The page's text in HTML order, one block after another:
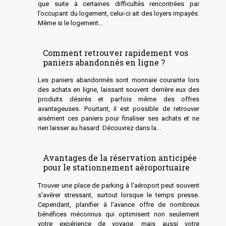
que suite à certaines difficultés rencontrées par
l’occupant du logement, celui-ci ait des loyers impayés.
Même si le logement...
Comment retrouver rapidement vos
paniers abandonnés en ligne ?
Les paniers abandonnés sont monnaie courante lors
des achats en ligne, laissant souvent derrière eux des
produits désirés et parfois même des offres
avantageuses. Pourtant, il est possible de retrouver
aisément ces paniers pour finaliser ses achats et ne
rien laisser au hasard. Découvrez dans la...
Avantages de la réservation anticipée
pour le stationnement aéroportuaire
Trouver une place de parking à l'aéroport peut souvent
s'avérer stressant, surtout lorsque le temps presse.
Cependant, planifier à l'avance offre de nombreux
bénéfices méconnus qui optimisent non seulement
votre expérience de voyage, mais aussi votre